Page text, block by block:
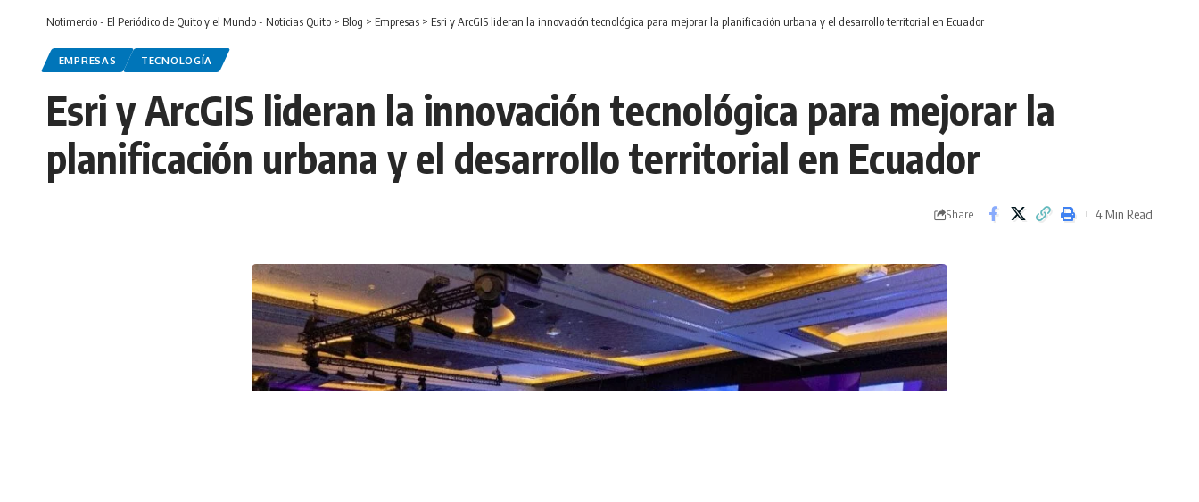
Notimercio - El Periódico de Quito y el Mundo - Noticias Quito > Blog > Empresas > Esri y ArcGIS lideran la innovación tecnológica para mejorar la planificación urbana y el desarrollo territorial en Ecuador
EMPRESAS TECNOLOGÍA
Esri y ArcGIS lideran la innovación tecnológica para mejorar la
planificación urbana y el desarrollo territorial en Ecuador
Share 4 Min Read